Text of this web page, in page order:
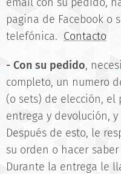
pagina de Facebook o
telefónica. Contacto
- Con su pedido,
completo, un numero
(o sets) de elección,
entrega y devolución,
Después de esto, le
su orden o hacer
Durante la entrega le